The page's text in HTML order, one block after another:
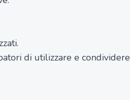
di utilizzare e condividere